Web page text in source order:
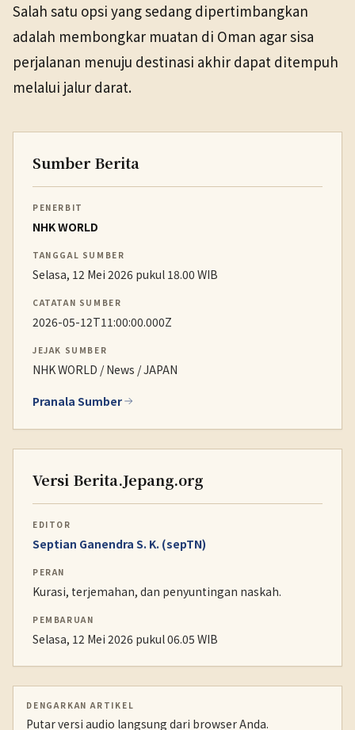
Salah satu opsi yang sedang dipertimbangkan
adalah membongkar muatan di Oman agar sisa
perjalanan menuju destinasi akhir dapat ditempuh
melalui jalur darat.
Sumber Berita
PENERBIT
NHK WORLD
TANGGAL SUMBER
Selasa, 12 Mei 2026 pukul 18.00 WIB
CATATAN SUMBER
2026-05-12T11:00:00.000Z
JEJAK SUMBER
NHK WORLD / News / JAPAN
Pranala Sumber
Versi Berita.Jepang.org
EDITOR
Septian Ganendra S. K. (sepTN)
PERAN
Kurasi, terjemahan, dan penyuntingan naskah.
PEMBARUAN
Selasa, 12 Mei 2026 pukul 06.05 WIB
DENGARKAN ARTIKEL
Putar versi audio langsung dari browser Anda.